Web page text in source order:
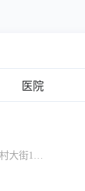
医院
北京市海淀区中关村大街19号